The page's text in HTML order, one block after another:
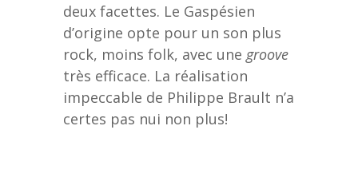
deux facettes. Le Gaspésien
d’origine opte pour un son plus
rock, moins folk, avec une groove
très efficace. La réalisation
impeccable de Philippe Brault n’a
certes pas nui non plus!